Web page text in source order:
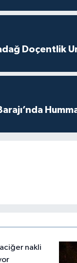
Doçentlik